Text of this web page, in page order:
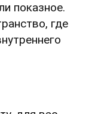
показное.
где